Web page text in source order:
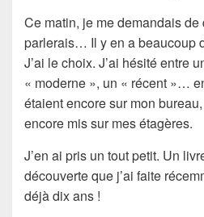
Ce matin, je me demandais de
parlerais… Il y en a beaucoup
J’ai le choix. J’ai hésité entre
« moderne », un « récent »…
étaient encore sur mon
encore mis sur mes étagères.
J’en ai pris un tout petit. Un
découverteque j’ai faite
déjà dix ans !